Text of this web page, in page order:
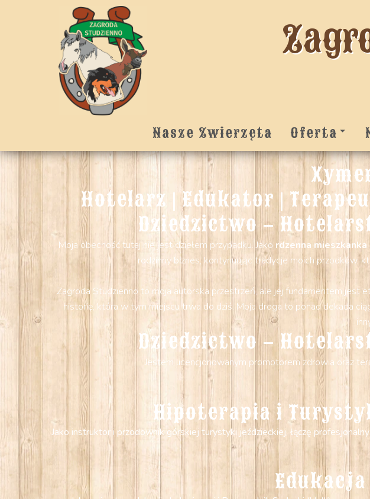
Nasze Zwierzęta Oferta
Hotelarz | Edukator |
Dziedzictwo –
Moja obecność tutaj nie jest dziełem przypadku. Jako rdzenna
rodzinny biznes, kontynuując tradycje moich przodków,
Zagroda Studzienno to moja autorska przestrzeń, ale jej fundamentem jest
historię, która w tym miejscu trwa do dziś. Moja droga to ponad dekada
Dziedzictwo –
Jestem licencjonowanym promotorem zdrowia oraz
Hipoterapia i
Jako instruktor i przodownik górskiej turystyki jeździeckiej, łączę